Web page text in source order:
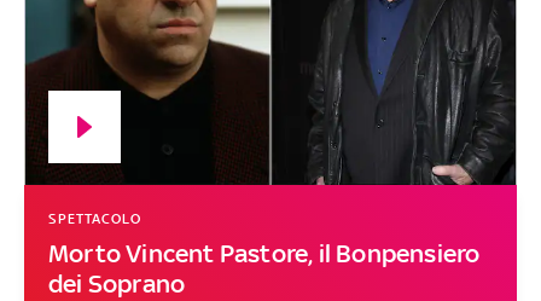
Morto Vincent Pastore, il Bonpensiero
dei Soprano
SPETTACOLO